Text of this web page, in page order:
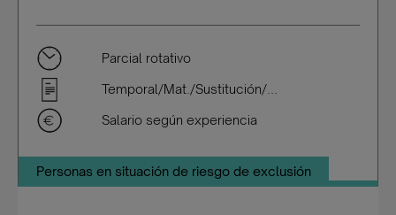
Parcial rotativo
Temporal/Mat./Sustitución/...
Salario según experiencia
Personas en situación de riesgo de exclusión